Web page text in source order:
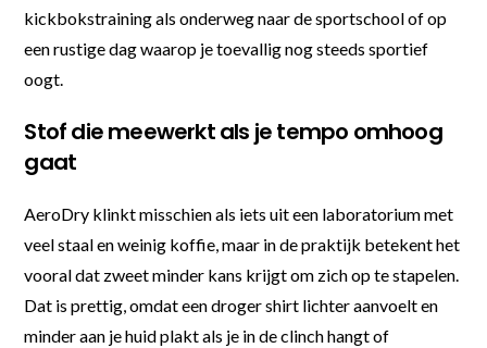
kickbokstraining als onderweg naar de sportschool of op
een rustige dag waarop je toevallig nog steeds sportief
oogt.
Stof die meewerkt als je tempo omhoog
gaat
AeroDry klinkt misschien als iets uit een laboratorium met
veel staal en weinig koffie, maar in de praktijk betekent het
vooral dat zweet minder kans krijgt om zich op te stapelen.
Dat is prettig, omdat een droger shirt lichter aanvoelt en
minder aan je huid plakt als je in de clinch hangt of